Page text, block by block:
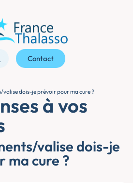
Contact
valise dois-je prévoir pour ma cure ?
à vos
valise dois-je
ma cure ?